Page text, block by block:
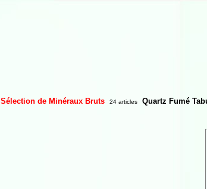
Sélection de Minéraux Bruts 24 articles Quartz Fumé